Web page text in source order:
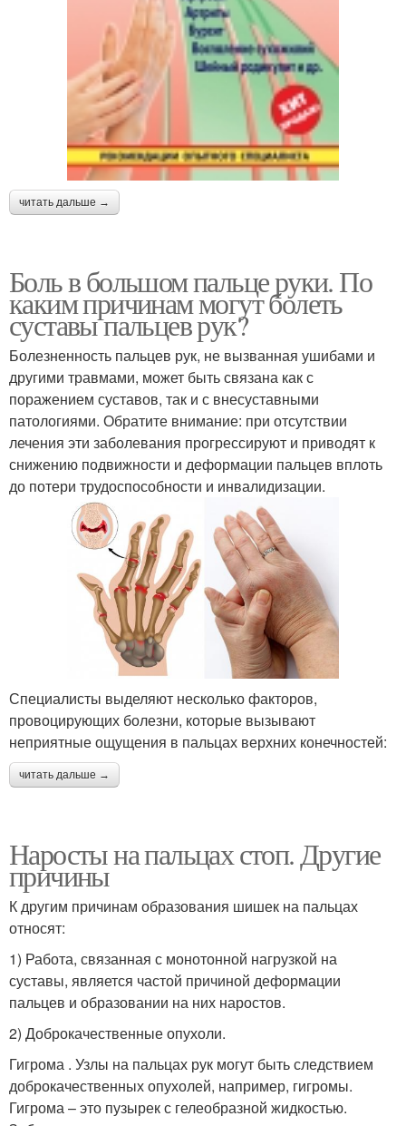
читать дальше →
Боль в большом пальце руки. По
каким причинам могут болеть
суставы пальцев рук?
Болезненность пальцев рук, не вызванная ушибами и
другими травмами, может быть связана как с
поражением суставов, так и с внесуставными
патологиями. Обратите внимание: при отсутствии
лечения эти заболевания прогрессируют и приводят к
снижению подвижности и деформации пальцев вплоть
до потери трудоспособности и инвалидизации.
Специалисты выделяют несколько факторов,
провоцирующих болезни, которые вызывают
неприятные ощущения в пальцах верхних конечностей:
читать дальше →
Наросты на пальцах стоп. Другие
причины
К другим причинам образования шишек на пальцах
относят:
1) Работа, связанная с монотонной нагрузкой на
суставы, является частой причиной деформации
пальцев и образовании на них наростов.
2) Доброкачественные опухоли.
Гигрома . Узлы на пальцах рук могут быть следствием
доброкачественных опухолей, например, гигромы.
Гигрома – это пузырек с гелеобразной жидкостью.